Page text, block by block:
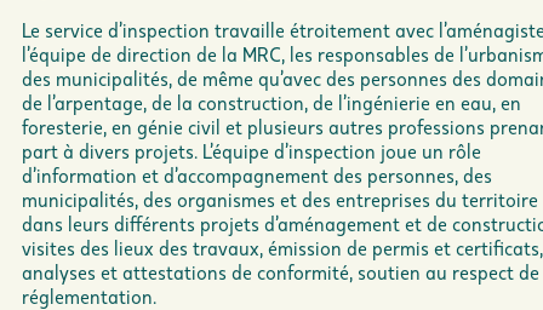
Le service d’inspection travaille étroitement avec
l’équipe de direction de la MRC, les responsables de
des municipalités, de même qu’avec des personnes des
de l’arpentage, de la construction, de l’ingénierie en eau, en
foresterie, en génie civil et plusieurs autres professions
part à divers projets. L’équipe d’inspection joue un rôle
d’information et d’accompagnement des personnes, des
municipalités, des organismes et des entreprises du territoire
dans leurs différents projets d’aménagement et de
visites des lieux des travaux, émission de permis et certificats,
analyses et attestations de conformité, soutien au respect
réglementation.